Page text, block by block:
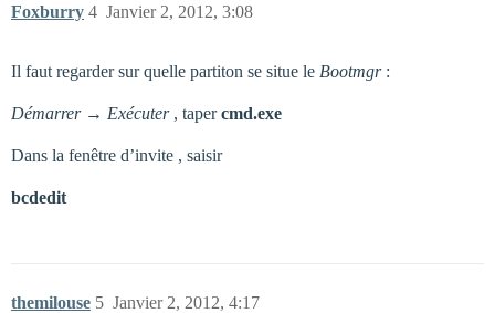
Foxburry Janvier 2, 2012, 3:08
4
Il faut regarder sur quelle partiton se situe le Bootmgr:
Démarrer → Exécuter, tapercmd.exe
Dans la fenêtre d’invite , saisir
bcdedit
themilouse Janvier 2, 2012, 4:17
5